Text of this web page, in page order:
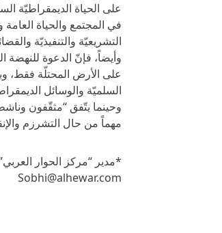
على الحياة الديمقراطيّة
في المجتمع والحياة
التشريعيّة والتنفيذيّة
وأيضاً، فإنّ الدعوة للنهضة
على الأرض المحتلّة فقط،
السلميّة والوسائل
وحينما يتّفق “مثقّفون
مهماً من حال التشرزم
*مدير “مركز الحوار
Sobhi@alhewar.com